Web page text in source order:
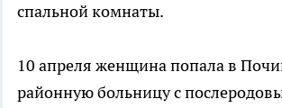
спальной комнаты.
10 апреля женщина попала в
районную больницу с